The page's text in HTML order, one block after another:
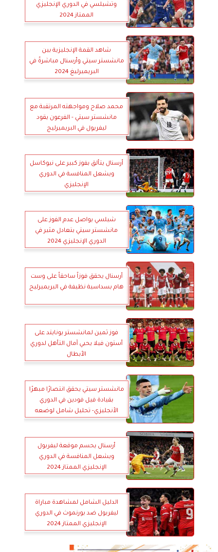
وتشيلسي في الدوري الإنجليزي
الممتاز 2024
شاهد القمة الإنجليزية بين
مانشستر سيتي وأرسنال مباشرةً في
البريميرليغ 2024
محمد صلاح ومواجهته المرتقبة مع
مانشستر سيتي - الفرعون يقود
ليفربول في البريميرليج
أرسنال يتألق بفوز كبير على نيوكاسل
ويشعل المنافسة في الدوري
الإنجليزي
شيلسي يواصل عدم الفوز على
مانشستر سيتي بتعادل مثير في
الدوري الإنجليزي 2024
أرسنال يحقق فوزاً ساحقاً على وست
هام بسداسية نظيفة في البريميرليح
فوز ثمين لمانشستر يونايتد على
أستون فيلا يحيي آمال التأهل لدوري
الأبطال
مانشستر سيتي يحقق انتصارًا مبهرًا
بقيادة فيل فودين في الدوري
الأنجليزي- تحليل شامل لوضعه
أرسنال يحسم موقعة ليفربول
ويشعل المنافسة في الدوري
الإنجليزي الممتاز 2024
الدليل الشامل لمشاهدة مباراة
ليفربول ضد بورنموث في الدوري
الإنجليزي الممتاز 2024